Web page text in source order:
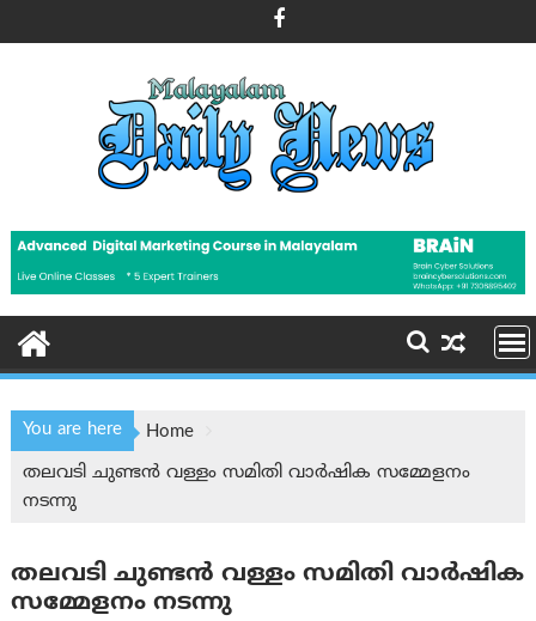
to
You are here
Home
തലവടി ചുണ്ടൻ വള്ളം സമിതി വാർഷിക സമ്മേളനം
നടന്നു
തലവടി ചുണ്ടൻ വള്ളം സമിതി വാർഷിക
സമ്മേളനം നടന്നു